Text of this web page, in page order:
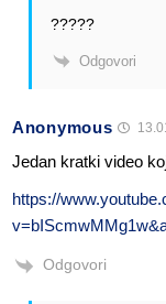
?????
Odgovori
Anonymous
Jedan kratki video
https://
Odgovori